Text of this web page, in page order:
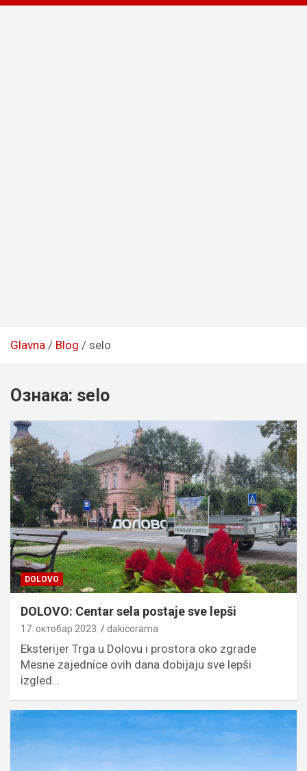
Glavna Blog selo
Ознака: selo
DOLOVO
DOLOVO: Centar sela postaje sve lepši
17. октобар 2023. dakicorama
Eksterijer Trga u Dolovu i prostora oko zgrade
Mesne zajednice ovih dana dobijaju sve lepši
izgled…